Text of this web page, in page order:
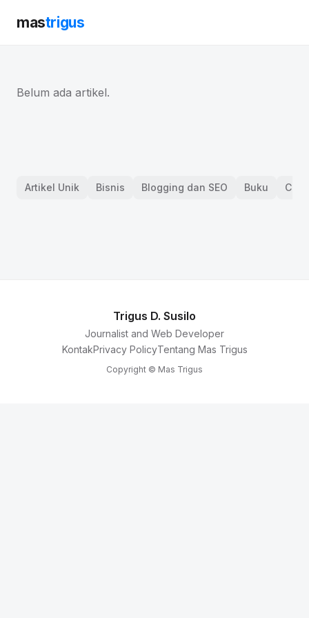
mastrigus
Belum ada artikel.
Artikel Unik Bisnis Blogging dan SEO Buku
Trigus D. Susilo
Journalist and Web Developer
KontakPrivacy PolicyTentang Mas Trigus
Copyright © Mas Trigus